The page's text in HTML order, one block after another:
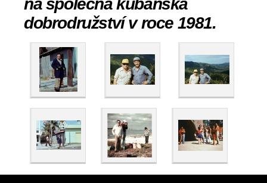
na společná kubánská
dobrodružství v roce 1981.